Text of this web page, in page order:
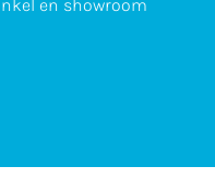
en showroom